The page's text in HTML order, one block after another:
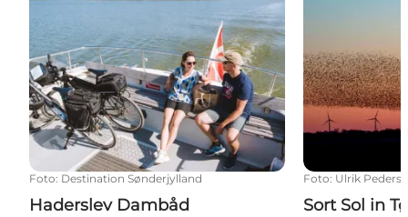
Foto: Destination Sønderjylland
Haderslev Dambåd
Foto: Ulrik
Sort Sol in